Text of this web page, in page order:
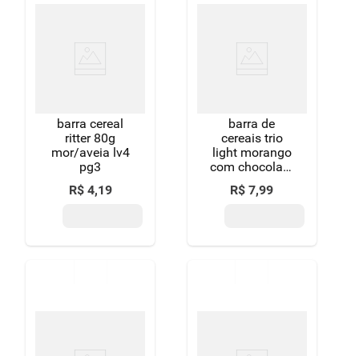
barra cereal
ritter 80g
mor/aveia lv4
pg3
R$ 4,19
barra de
cereais trio
light morango
com chocolate
pacote 60 g
com 3
R$ 7,99